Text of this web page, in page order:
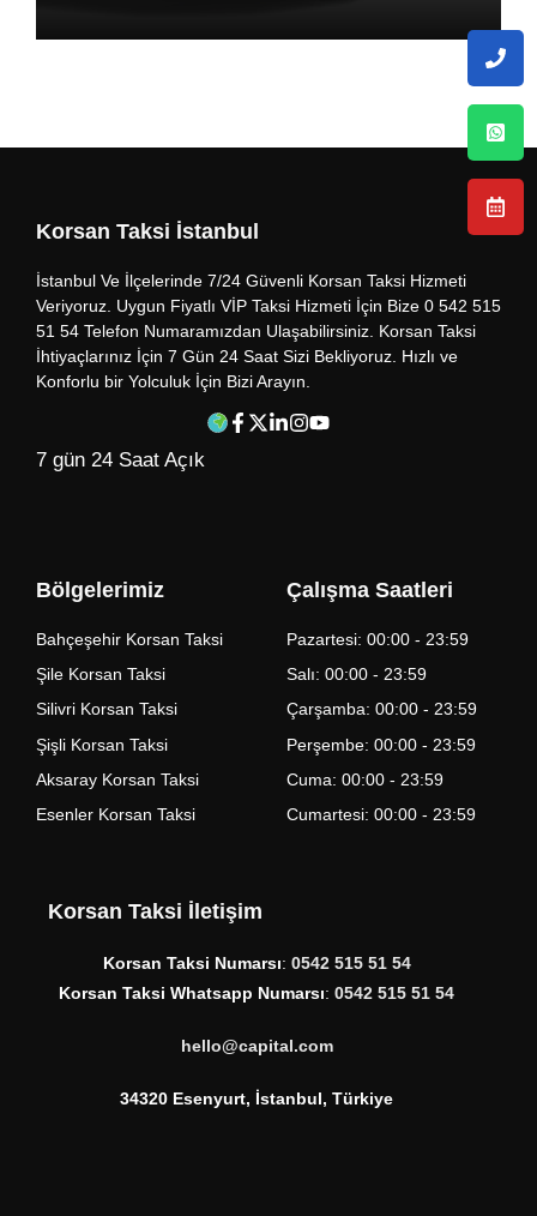
Korsan Taksi İstanbul
İstanbul Ve İlçelerinde 7/24 Güvenli Korsan Taksi Hizmeti
Veriyoruz. Uygun Fiyatlı VİP Taksi Hizmeti İçin Bize 0 542 515
51 54 Telefon Numaramızdan Ulaşabilirsiniz. Korsan Taksi
İhtiyaçlarınız İçin 7 Gün 24 Saat Sizi Bekliyoruz. Hızlı ve
Konforlu bir Yolculuk İçin Bizi Arayın.
7 gün 24 Saat Açık
Bölgelerimiz
Bahçeşehir Korsan Taksi
Şile Korsan Taksi
Silivri Korsan Taksi
Şişli Korsan Taksi
Aksaray Korsan Taksi
Esenler Korsan Taksi
Çalışma Saatleri
Pazartesi: 00:00 - 23:59
Salı: 00:00 - 23:59
Çarşamba: 00:00 - 23:59
Perşembe: 00:00 - 23:59
Cuma: 00:00 - 23:59
Cumartesi: 00:00 - 23:59
Korsan Taksi İletişim
Korsan Taksi Numarsı: 0542 515 51 54
Korsan Taksi Whatsapp Numarsı: 0542 515 51 54
hello@capital.com
34320 Esenyurt, İstanbul, Türkiye